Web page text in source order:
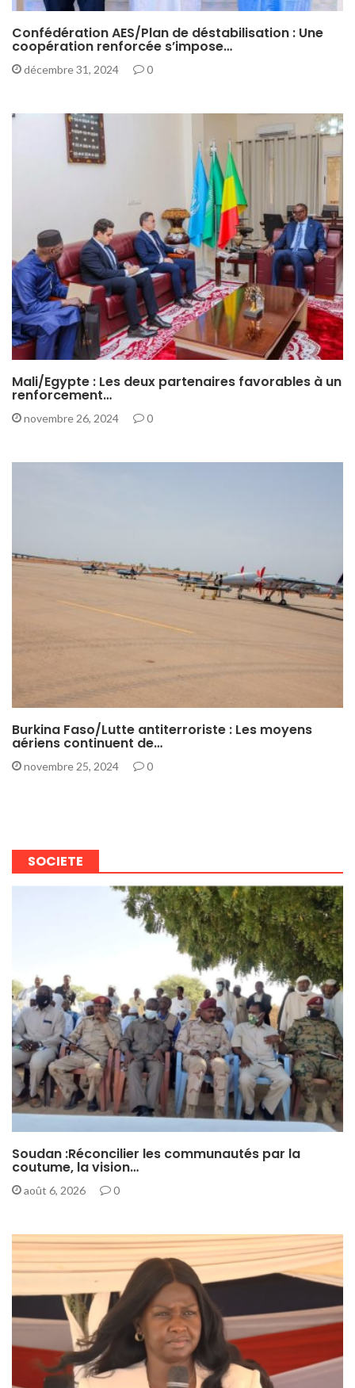
Confédération AES/Plan de déstabilisation : Une
coopération renforcée s’impose…
décembre 31, 2024 0
Mali/Egypte : Les deux partenaires favorables à un
renforcement…
novembre 26, 2024 0
Burkina Faso/Lutte antiterroriste : Les moyens
aériens continuent de…
novembre 25, 2024 0
SOCIETE
Soudan :Réconcilier les communautés par la
coutume, la vision…
août 6, 2026 0